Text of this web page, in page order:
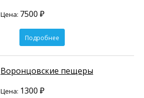
Цена: 7500 ₽
Подробнее
Воронцовские пещеры
Цена: 1300 ₽